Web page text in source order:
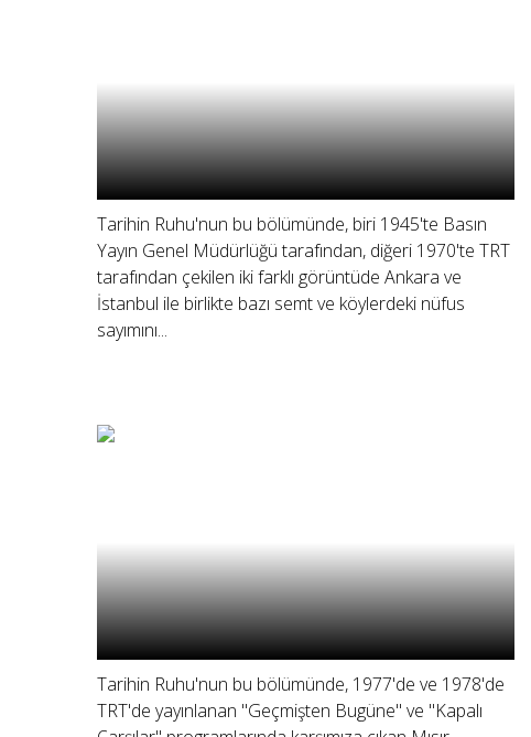
Tarihin Ruhu'nun bu bölümünde, biri 1945'te Basın
Yayın Genel Müdürlüğü tarafından, diğeri 1970'te TRT
tarafından çekilen iki farklı görüntüde Ankara ve
İstanbul ile birlikte bazı semt ve köylerdeki nüfus
sayımını...
Tarihin Ruhu'nun bu bölümünde, 1977'de ve 1978'de
TRT'de yayınlanan "Geçmişten Bugüne" ve "Kapalı